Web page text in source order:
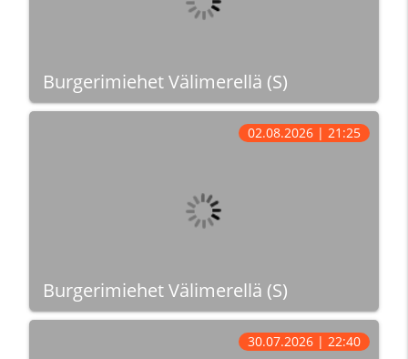
Burgerimiehet Välimerellä (S)
Burgerimiehet Välimerellä (S)
02.08.2026 | 21:25
30.07.2026 | 22:40